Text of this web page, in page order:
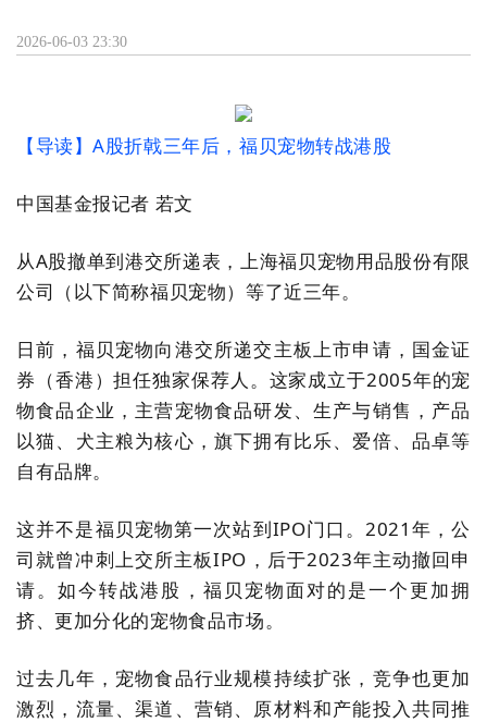
2026-06-03 23:30
【导读】A股折戟三年后，福贝宠物转战港股
中国基金报记者 若文
从A股撤单到港交所递表，上海福贝宠物用品股份有限
公司（以下简称福贝宠物）等了近三年。
日前，福贝宠物向港交所递交主板上市申请，国金证
券（香港）担任独家保荐人。这家成立于2005年的宠
物食品企业，主营宠物食品研发、生产与销售，产品
以猫、犬主粮为核心，旗下拥有比乐、爱倍、品卓等
自有品牌。
这并不是福贝宠物第一次站到IPO门口。2021年，公
司就曾冲刺上交所主板IPO，后于2023年主动撤回申
请。如今转战港股，福贝宠物面对的是一个更加拥
挤、更加分化的宠物食品市场。
过去几年，宠物食品行业规模持续扩张，竞争也更加
激烈，流量、渠道、营销、原材料和产能投入共同推